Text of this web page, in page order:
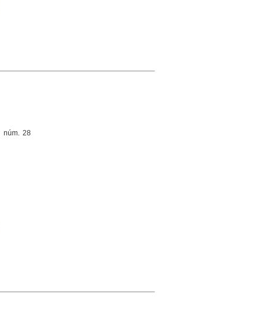
núm. 28